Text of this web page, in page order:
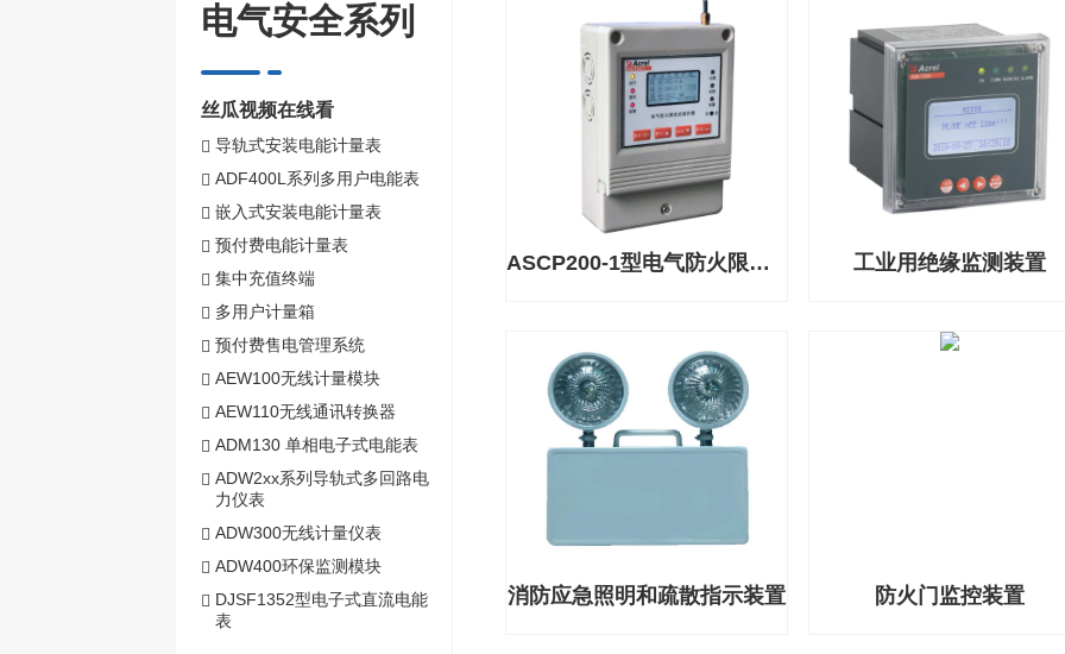
电气安全系列
丝瓜视频在线看
导轨式安装电能计量表
ADF400L系列多用户电能表
嵌入式安装电能计量表
预付费电能计量表
集中充值终端
多用户计量箱
预付费售电管理系统
AEW100无线计量模块
AEW110无线通讯转换器
ADM130 单相电子式电能表
ADW2xx系列导轨式多回路电
力仪表
ADW300无线计量仪表
ADW400环保监测模块
DJSF1352型电子式直流电能
表
ASCP200-1型电气防火限流式保护器 工业用绝缘监测装置
消防应急照明和疏散指示装置 防火门监控装置